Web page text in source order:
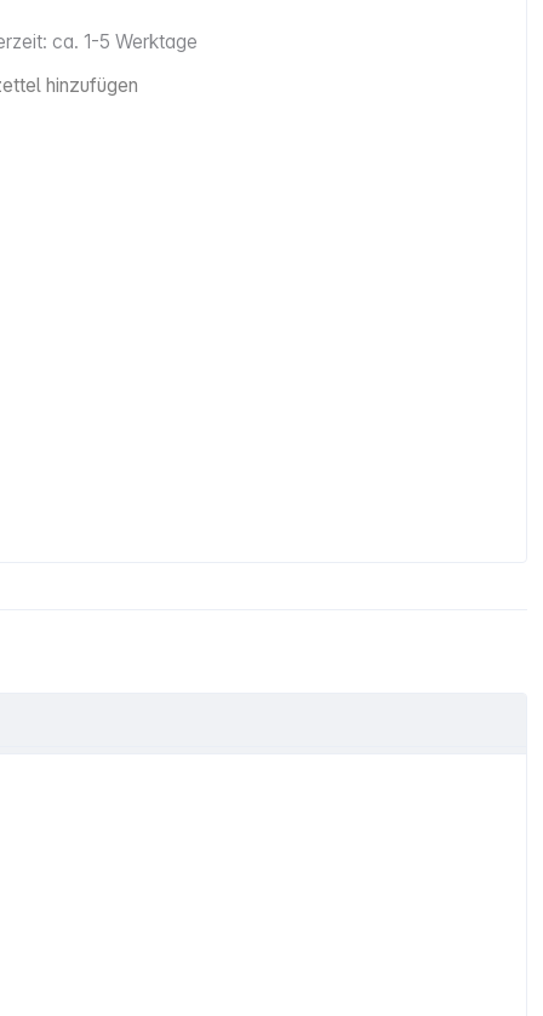
ca. 1-5 Werktage
hinzufügen